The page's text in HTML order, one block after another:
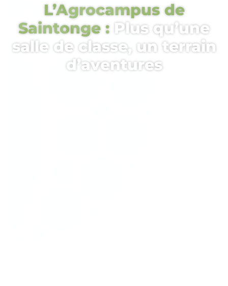
L’Agrocampus de
Saintonge : Plus qu’une
salle de classe, un terrain
d’aventures